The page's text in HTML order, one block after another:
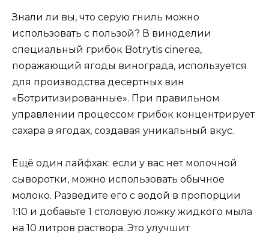
Знали ли вы, что серую гниль можно
использовать с пользой? В виноделии
специальный грибок Botrytis cinerea,
поражающий ягоды винограда, используется
для производства десертных вин
«Ботритизированные». При правильном
управлении процессом грибок концентрирует
сахара в ягодах, создавая уникальный вкус.
Ещё один лайфхак: если у вас нет молочной
сыворотки, можно использовать обычное
молоко. Разведите его с водой в пропорции
1:10 и добавьте 1 столовую ложку жидкого мыла
на 10 литров раствора. Это улучшит